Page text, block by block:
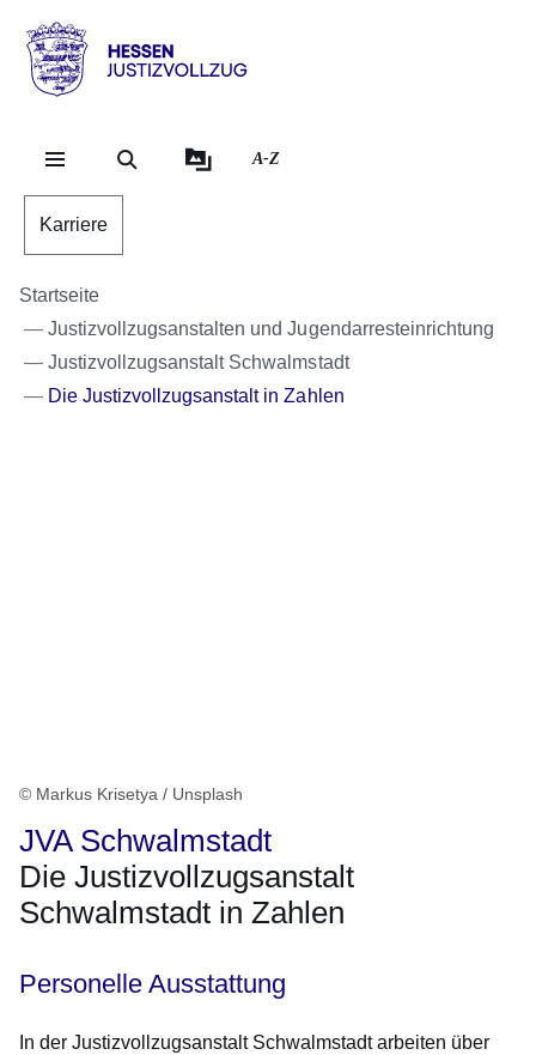
Hessen
Justizvollzug
A-Z
Karriere
Startseite
Justizvollzugsanstalten und Jugendarresteinrichtung
Justizvollzugsanstalt Schwalmstadt
Die Justizvollzugsanstalt in Zahlen
© Markus Krisetya / Unsplash
JVA Schwalmstadt
Die Justizvollzugsanstalt
Schwalmstadt in Zahlen
Personelle Ausstattung
In der Justizvollzugsanstalt Schwalmstadt arbeiten über